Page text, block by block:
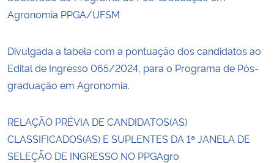
Agronomia PPGA/UFSM
Divulgada a tabela com a pontuação dos candidatos ao
Edital de Ingresso 065/2024, para o Programa de Pós-
graduação em Agronomia.
RELAÇÃO PRÉVIA DE CANDIDATOS(AS)
CLASSIFICADOS(AS) E SUPLENTES DA 1ª JANELA DE
SELEÇÃO DE INGRESSO NO PPGAgro